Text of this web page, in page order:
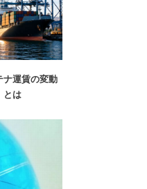
ナ運賃の変動
とは